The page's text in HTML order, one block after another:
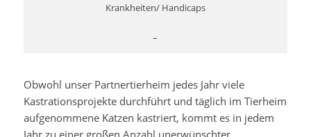
Krankheiten/ Handicaps
–
Obwohl unser Partnertierheim jedes Jahr viele
Kastrationsprojekte durchführt und täglich im Tierheim
aufgenommene Katzen kastriert, kommt es in jedem
Jahr zu einer großen Anzahl unerwünschter